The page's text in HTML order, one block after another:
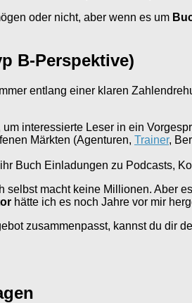
oder nicht, aber wenn es um
B-Perspektive)
entlang einer klaren
interessierte Leser in ein
Märkten (Agenturen, Trainer,
Buch Einladungen zu Podcasts,
selbst macht keine Millionen. Aber
hätte ich es noch Jahre vor mir
zusammenpasst, kannst du dir